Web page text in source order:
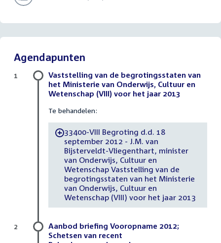
Agendapunten
Vaststelling van de begrotingsstaten van
het Ministerie van Onderwijs, Cultuur en
Wetenschap (VIII) voor het jaar 2013
Te behandelen:
-33400-VIII Begroting d.d. 18
september 2012 - J.M. van
Bijsterveldt-Vliegenthart, minister
van Onderwijs, Cultuur en
Wetenschap Vaststelling van de
begrotingsstaten van het Ministerie
van Onderwijs, Cultuur en
Wetenschap (VIII) voor het jaar 2013
1
Aanbod briefing Vooropname 2012;
Schetsen van recent
2